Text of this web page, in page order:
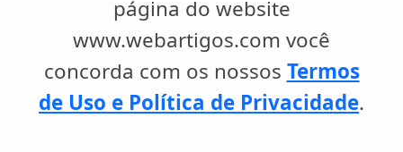
página do website
www.webartigos.com você
concorda com os nossos Termos
de Uso e Política de Privacidade.